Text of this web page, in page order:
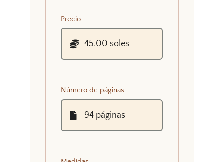
Precio
Número de páginas